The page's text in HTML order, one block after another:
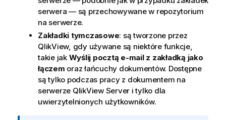
serwera — są przechowywane w repozytorium
na serwerze.
Zakładki tymczasowe: są tworzone przez
QlikView, gdy używane są niektóre funkcje,
takie jak Wyślij pocztą e-mail z zakładką jako
łączem oraz łańcuchy dokumentów. Dostępne
są tylko podczas pracy z dokumentem na
serwerze QlikView Server i tylko dla
uwierzytelnionych użytkowników.